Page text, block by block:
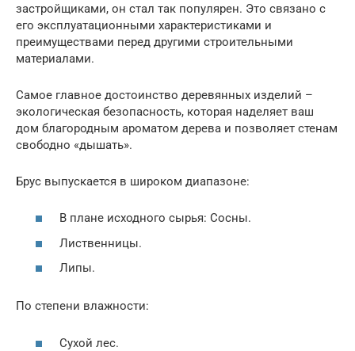
застройщиками, он стал так популярен. Это связано с
его эксплуатационными характеристиками и
преимуществами перед другими строительными
материалами.
Самое главное достоинство деревянных изделий –
экологическая безопасность, которая наделяет ваш
дом благородным ароматом дерева и позволяет стенам
свободно «дышать».
Брус выпускается в широком диапазоне:
В плане исходного сырья: Сосны.
Лиственницы.
Липы.
По степени влажности:
Сухой лес.